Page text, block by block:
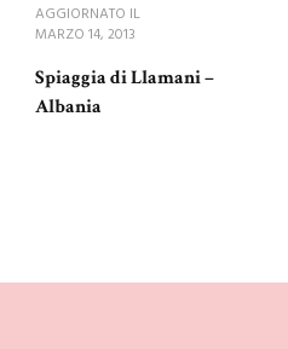
AGGIORNATO IL
MARZO 14, 2013
Spiaggia di Llamani –
Albania